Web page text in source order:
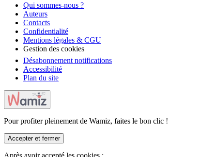
Qui sommes-nous ?
Auteurs
Contacts
Confidentialité
Mentions légales & CGU
Gestion des cookies
Désabonnement notifications
Accessibilité
Plan du site
Pour profiter pleinement de Wamiz, faites le bon clic !
Accepter et fermer